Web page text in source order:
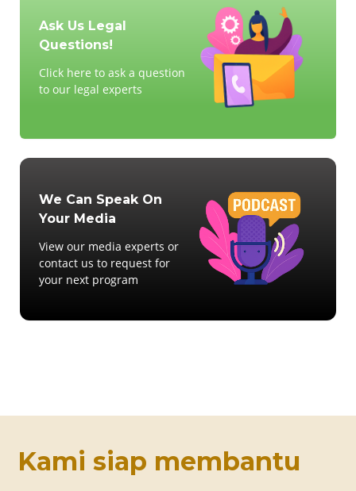
Ask Us Legal
Questions!
Click here to ask a question
to our legal experts
We Can Speak On
Your Media
View our media experts or
contact us to request for
your next program
Kami siap membantu